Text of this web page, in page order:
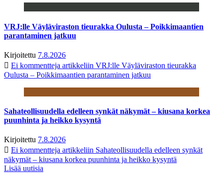
VRJ:lle Väyläviraston tieurakka Oulusta – Poikkimaantien
parantaminen jatkuu
Kirjoitettu 7.8.2026
Ei kommentteja artikkeliin VRJ:lle Väyläviraston tieurakka
Oulusta – Poikkimaantien parantaminen jatkuu
Sahateollisuudella edelleen synkät näkymät – kiusana korkea
puunhinta ja heikko kysyntä
Kirjoitettu 7.8.2026
Ei kommentteja artikkeliin Sahateollisuudella edelleen synkät
näkymät – kiusana korkea puunhinta ja heikko kysyntä
Lisää uutisia